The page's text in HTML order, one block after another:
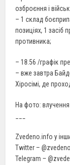
озброєння і
– 1 склад
позиціях, 1 засіб
противника;
– 18.56 /графік
– вже завтра
Хіросімі, де
На фото:
Zvedeno.info у
Twitter – @zvedeno
Telegram –